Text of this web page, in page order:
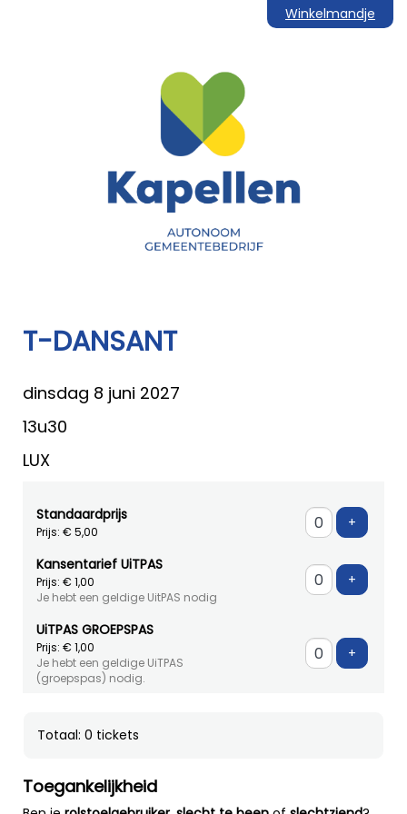
Winkelmandje
T-DANSANT
dinsdag 8 juni 2027
13u30
LUX
Standaardprijs
Prijs: € 5,00
+
Kansentarief UiTPAS
Prijs: € 1,00
Je hebt een geldige UitPAS nodig
+
UiTPAS GROEPSPAS
Prijs: € 1,00
Je hebt een geldige UiTPAS
(groepspas) nodig.
+
Totaal: 0 tickets
Toegankelijkheid